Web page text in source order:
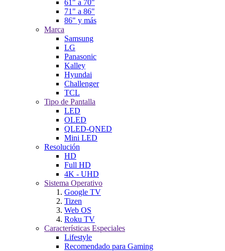
61" a 70"
71" a 86"
86" y más
Marca
Samsung
LG
Panasonic
Kalley
Hyundai
Challenger
TCL
Tipo de Pantalla
LED
OLED
QLED-QNED
Mini LED
Resolución
HD
Full HD
4K - UHD
Sistema Operativo
Google TV
Tizen
Web OS
Roku TV
Características Especiales
Lifestyle
Recomendado para Gaming